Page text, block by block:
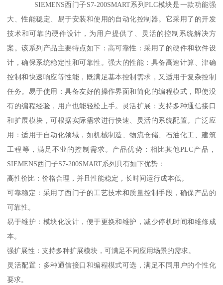
SIEMENS西门子S7-200SMART系列PLC模块是一款功能强
大、性能稳定、易于安装和使用的自动化控制器。它采用了的开发
技术和可靠的硬件设计，为用户提供了、灵活的控制系统解决方
案。该系列产品主要特点如下：高可靠性：采用了的硬件和软件设
计，确保系统稳定性和可靠性。强大的性能：具备高速计算、津确
控制和快速响应等性能，既满足基本控制需求，又适用于复杂控制
任务。易于使用：具备友好的操作界面和简化的编程模式，即使没
有的编程经验，用户也能轻松上手。灵活扩展：支持多种通信接口
和扩展模块，可根据实际需求进行快速、灵活的系统配置。广泛应
用：适用于自动化领域，如机械制造、物流仓储、石油化工、建筑
工程等，满足不业的控制需求。产品优势：相比其他PLC产品，
SIEMENS西门子S7-200SMART系列具有如下优势：
高性价比：价格合理，并且性能稳定，长时间运行成本低。
可靠稳定：采用了西门子的工艺技术和质量控制手段，确保产品的
可靠性。
易于维护：模块化设计，便于更换和维护，减少停机时间和维修成
本。
强扩展性：支持多种扩展模块，可满足不同应用场景的需求。
灵活配置：多种通信接口和编程模式可选，满足不同用户的个性化
要求。